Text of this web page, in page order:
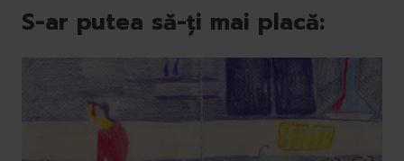
S-ar putea să-ți mai placă: